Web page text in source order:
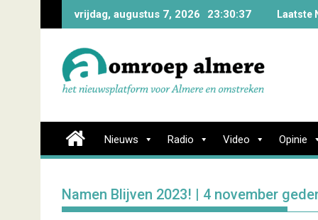
vrijdag, augustus 7, 2026 23:30:38 Laatste
Nieuws Radio Video Opinie
Namen Blijven 2023! | 4 november